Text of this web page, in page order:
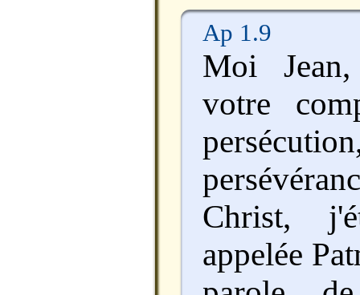
Ap 1.9
Moi
votre
Christ,
appelée